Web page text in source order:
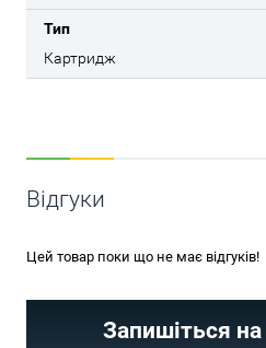
Тип
Картридж
Відгуки
Цей товар поки що не має відгуків!
Запишіться на